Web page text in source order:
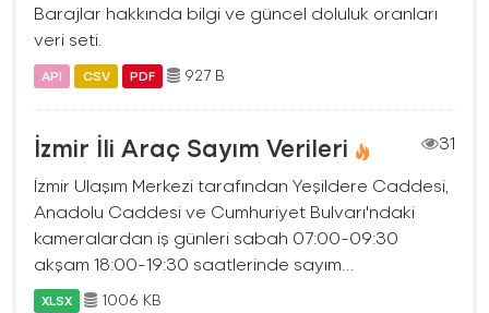
Barajlar hakkında bilgi ve güncel doluluk oranları
veri seti.
API CSV PDF 927 B
İzmir İli Araç Sayım Verileri
31
İzmir Ulaşım Merkezi tarafından Yeşildere Caddesi,
Anadolu Caddesi ve Cumhuriyet Bulvarı'ndaki
kameralardan iş günleri sabah 07:00-09:30
akşam 18:00-19:30 saatlerinde sayım...
XLSX 1006 KB